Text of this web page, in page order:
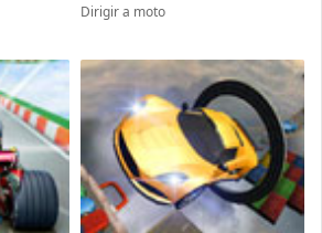
Dirigir a moto